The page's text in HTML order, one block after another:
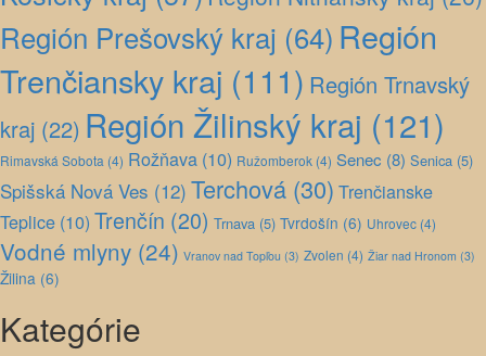
Región Prešovský kraj (64) Región
Trenčiansky kraj (111) Región Trnavský
kraj (22) Región Žilinský kraj (121)
Rimavská Sobota (4) Rožňava (10) Ružomberok (4) Senec (8) Senica (5)
Spišská Nová Ves (12) Terchová (30) Trenčianske
Teplice (10) Trenčín (20) Trnava (5) Tvrdošín (6) Uhrovec (4)
Vodné mlyny (24) Vranov nad Topľou (3) Zvolen (4) Žiar nad Hronom (3)
Žilina (6)
Kategórie